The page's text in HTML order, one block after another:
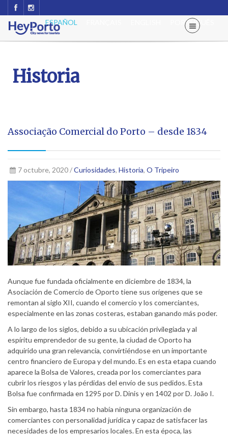
PORTUGUÊS
ESPAÑOL
Historia
Associação Comercial do Porto – desde 1834
7 octubre, 2020 /Curiosidades, Historia, O Tripeiro
Aunque fue fundada oficialmente en diciembre de 1834, la
Asociación de Comercio de Oporto tiene sus orígenes que se
remontan al siglo XII, cuando el comercio y los comerciantes,
especialmente en las zonas costeras, estaban ganando más poder.
A lo largo de los siglos, debido a su ubicación privilegiada y al
espíritu emprendedor de su gente, la ciudad de Oporto ha
adquirido una gran relevancia, convirtiéndose en un importante
centro financiero de Europa y del mundo. Es en esta etapa cuando
aparece la Bolsa de Valores, creada por los comerciantes para
cubrir los riesgos y las pérdidas del envío de sus pedidos. Esta
Bolsa fue confirmada en 1295 por D. Dinis y en 1402 por D. João I.
Sin embargo, hasta 1834 no había ninguna organización de
comerciantes con personalidad jurídica y capaz de satisfacer las
necesidades de los empresarios locales. En esta época, las